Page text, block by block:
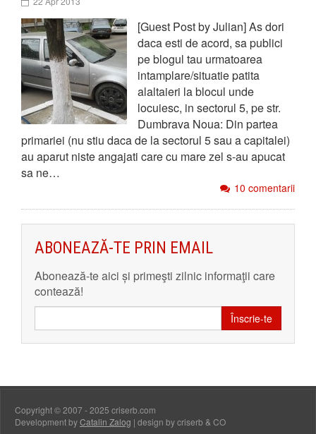
[Guest Post by Julian] As dori
daca esti de acord, sa publici
pe blogul tau urmatoarea
intamplare/situatie patita
alaltaieri la blocul unde
locuiesc, in sectorul 5, pe str.
Dumbrava Noua: Din partea
primariei (nu stiu daca de la sectorul 5 sau a capitalei)
au aparut niste angajati care cu mare zel s-au apucat
sa ne…
10 comentarii
ABONEAZĂ-TE PRIN EMAIL
Abonează-te aici și primeşti zilnic informaţii care
contează!
Înscrie-te
Copyright © 2007 - 2025 criserb.com
Development byCatalin Zalog | design by criserb & CO